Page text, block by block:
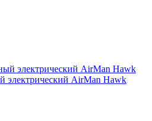
электрический AirMan Hawk